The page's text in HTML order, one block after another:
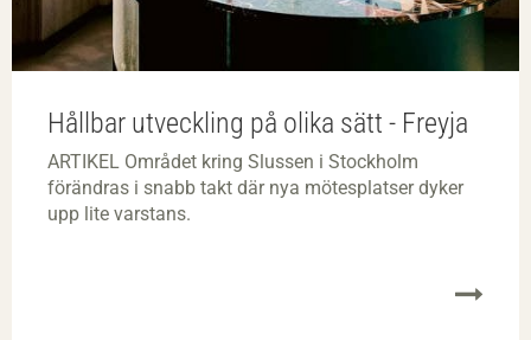
Hållbar utveckling på olika sätt - Freyja
ARTIKEL Området kring Slussen i Stockholm
förändras i snabb takt där nya mötesplatser dyker
upp lite varstans.